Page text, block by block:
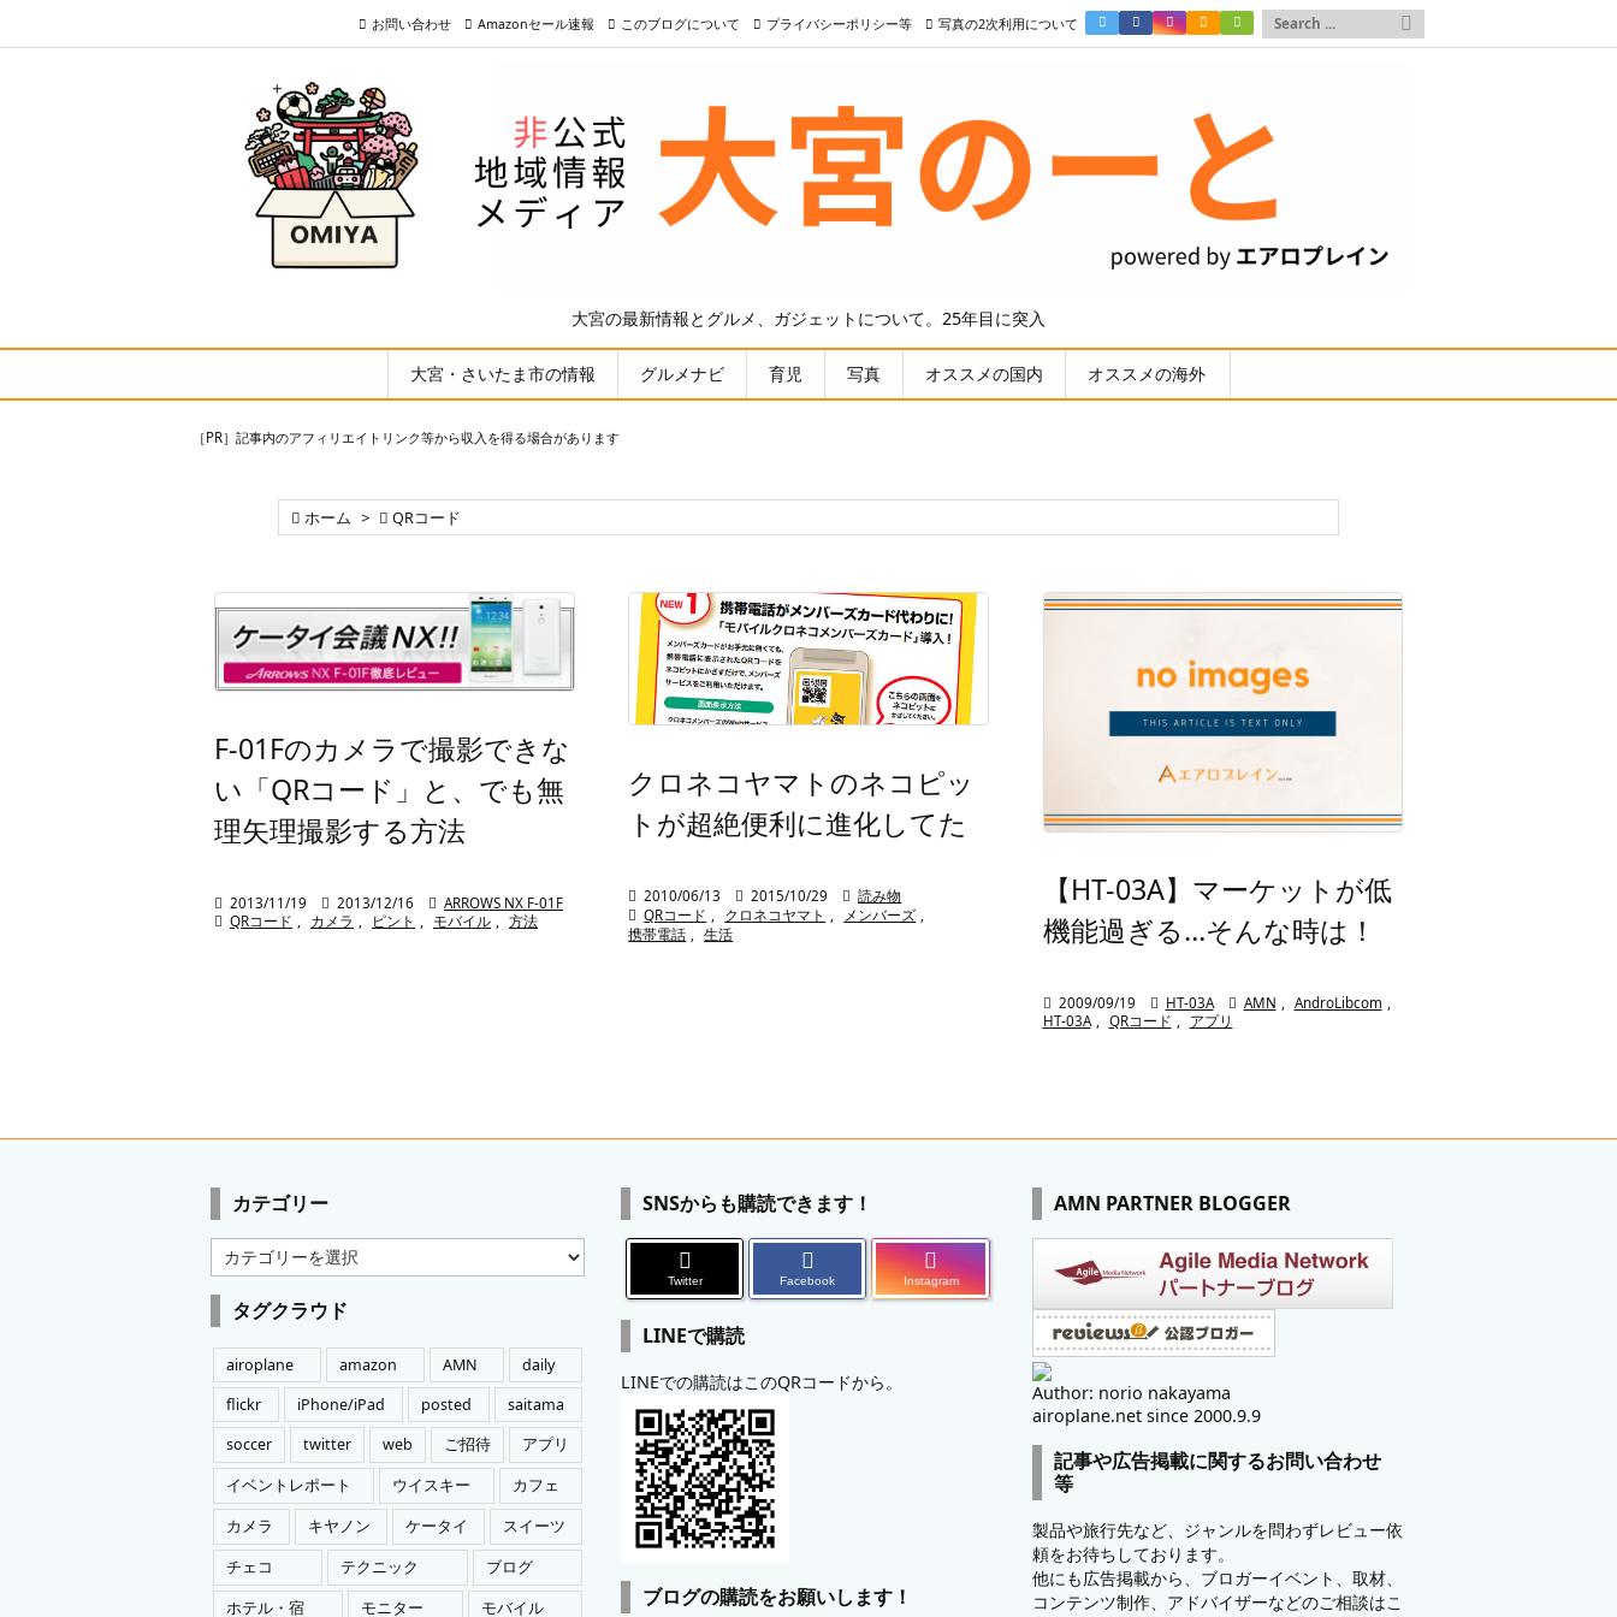
大宮の最新情報とグルメ、ガジェットについて。25年目に突入
大宮・さいたま市の情報 グルメナビ 育児 写真 オススメの国内 オススメの海外
お問い合わせ Amazonセール速報 このブログについて プライバシーポリシー等 写真の2次利用について 
［PR］記事内のアフィリエイトリンク等から収入を得る場合があります
 ホーム >  QRコード
F-01Fのカメラで撮影できな
い「QRコード」と、でも無
理矢理撮影する方法
 2013/11/19  2013/12/16  ARROWS NX F-01F
 QRコード , カメラ , ピント , モバイル , 方法
クロネコヤマトのネコピッ
トが超絶便利に進化してた
 2010/06/13  2015/10/29  読み物
 QRコード クロネコヤマト メンバーズ
携帯電話
生活
【HT-03A】マーケットが低
機能過ぎる…そんな時は！
 2009/09/19  HT-03A  AMN , AndroLibcom ,
HT-03A , QRコード , アプリ
カテゴリー
カ
テ
ゴ
リ
ー
タグクラウド
airoplane amazon AMN
daily
flickr
iPhone/iPad posted
saitama
soccer
twitter web ご招待
アプリ
イベントレポート
ウイスキー
カフェ
カメラ
キヤノン ケータイ
スイーツ
チェコ
テクニック
ブログ
ホテル・宿
モニター モバイル
SNSからも購読できます！
Twitter Facebook Instagram
LINEで購読
LINEでの購読はこのQRコードから。
ブログの購読をお願いします！
AMN PARTNER BLOGGER
Author: norio nakayama
airoplane.net since 2000.9.9
記事や広告掲載に関するお問い合わせ
等
製品や旅行先など、ジャンルを問わずレビュー依
頼をお待ちしております。
他にも広告掲載から、ブロガーイベント、取材、
コンテンツ制作、アドバイザーなどのご相談はこ